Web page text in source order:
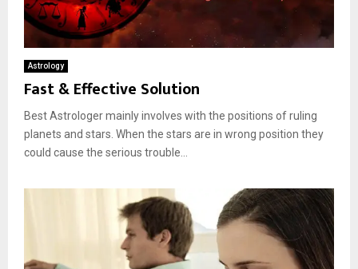
Astrology
Fast & Effective Solution
Best Astrologer mainly involves with the positions of ruling
planets and stars. When the stars are in wrong position they
could cause the serious trouble...